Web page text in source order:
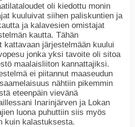
oli kiedottu monin
kuuluivat siihen paliskuntien ja
ja kalavesien omistajat
kautta. Tähän
kattavaan järjestelmään kuului
jonka yksi tavoite oli sitoa
maalaisliiton kannattajiksi.
ei piitannut maaseudun
nähtiin pikemmin
eteenpäin vievänä
Inarinjärven ja Lokan
luona puhuttiin siis myös
kuin kalastuksesta.